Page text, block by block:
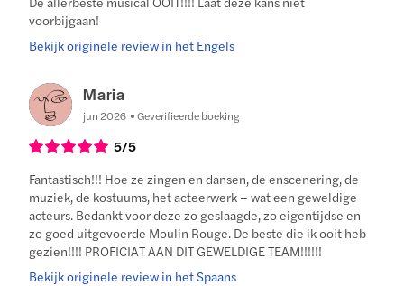
voorbijgaan!
Bekijk originele review in het Engels
Maria
jun 2026 Geverifieerde boeking
5/5
Fantastisch!!! Hoe ze zingen en dansen, de enscenering, de
muziek, de kostuums, het acteerwerk – wat een geweldige
acteurs. Bedankt voor deze zo geslaagde, zo eigentijdse en
zo goed uitgevoerde Moulin Rouge. De beste die ik ooit heb
gezien!!!! PROFICIAT AAN DIT GEWELDIGE TEAM!!!!!!
Bekijk originele review in het Spaans